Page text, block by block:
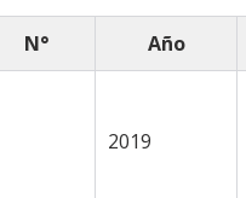
N° Año
2019